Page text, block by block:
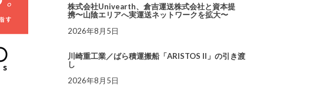
株式会社Univearth、倉吉運送株式会社と資本提
携〜山陰エリアへ実運送ネットワークを拡大〜
2026年8月5日
川崎重工業／ばら積運搬船「ARISTOS II」の引き渡
し
2026年8月5日